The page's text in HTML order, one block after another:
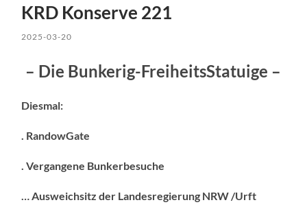
KRD Konserve 221
2025-03-20
– Die Bunkerig-FreiheitsStatuige –
Diesmal:
. RandowGate
. Vergangene Bunkerbesuche
… Ausweichsitz der Landesregierung NRW /Urft